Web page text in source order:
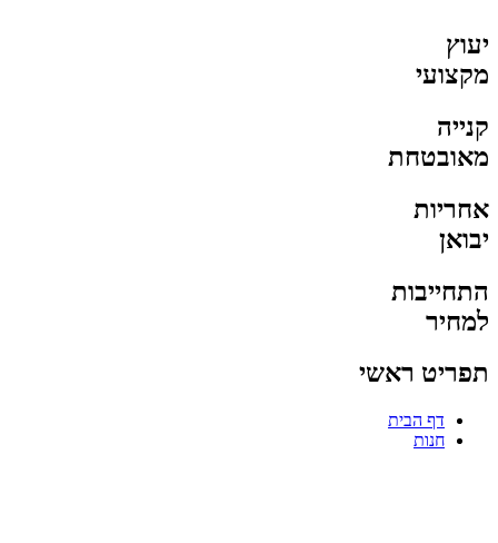
יעוץ
מקצועי
קנייה
מאובטחת
אחריות
יבואן
התחייבות
למחיר
תפריט ראשי
דף הבית
חנות